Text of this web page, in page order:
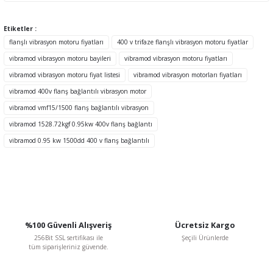
tarafımıza iletebilirsiniz.
Görüş ve önerileriniz için teşekkür ederiz.
Ürün açıklamasında eksik bilgiler bulunuyor.
Ürün bilgilerinde hatalar bulunuyor.
Ürün fiyatı diğer sitelerden daha pahalı.
Bu ürüne benzer farklı alternatifler olmalı.
Etiketler :
flanşlı vibrasyon motoru fiyatları
400 v trifaze flanşlı vibrasyon motoru fiyatlar
vibramod vibrasyon motoru bayileri
vibramod vibrasyon motoru fiyatları
vibramod vibrasyon motoru fiyat listesi
vibramod vibrasyon motorları fiyatları
vibramod 400v flanş bağlantılı vibrasyon motor
vibramod vmf15/1500 flanş bağlantılı vibrasyon
vibramod 1528.72kgf 0.95kw 400v flanş bağlantı
vibramod 0.95 kw 1500dd 400 v flanş bağlantılı
%100 Güvenli Alışveriş
256Bit SSL sertifikası ile
tüm siparişleriniz güvende.
Ücretsiz Kargo
Şeçili Ürünlerde